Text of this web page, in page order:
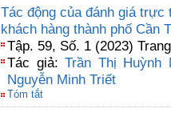
Tác động của đánh giá
khách hàng thành phố Cần
Tập. 59, Số. 1 (2023)
Tác giả:Trần Thị Huỳnh
Nguyễn Minh Triết
Tóm tắt